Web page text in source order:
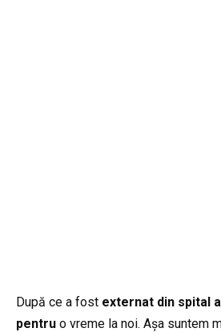
După ce a fost externat din spital
pentru o vreme la noi. Așa suntem